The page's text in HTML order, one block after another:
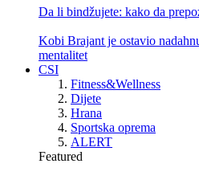
Da li bindžujete: kako da
Kobi Brajant je ostavio
mentalitet
CSI
Fitness&Wellness
Dijete
Hrana
Sportska oprema
ALERT
Featured